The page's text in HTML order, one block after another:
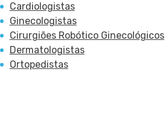
Cardiologistas
Ginecologistas
Cirurgiões Robótico Ginecológicos
Dermatologistas
Ortopedistas